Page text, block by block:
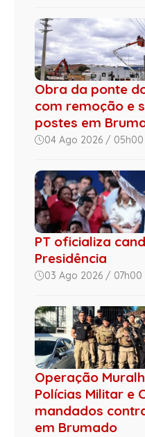
Obra da ponte
com remoção e
postes em
04 Ago 2026 / 05h00
PT oficializa
Presidência
03 Ago 2026 / 07h00
Operação
Polícias Militar e
mandados
em Brumado